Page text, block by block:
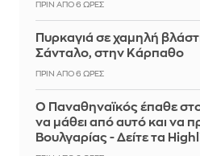
ΠΡΙΝ ΑΠΌ 6 ΏΡΕΣ
Πυρκαγιά σε χαμηλή
Σάνταλο, στην Κάρπαθο
ΠΡΙΝ ΑΠΌ 6 ΏΡΕΣ
Ο Παναθηναϊκός έπαθε
να μάθει από αυτό και να
Βουλγαρίας - Δείτε τα